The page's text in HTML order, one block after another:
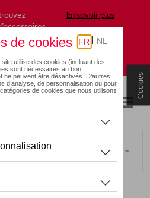
forme de
de votre
En savoir plus
Cookies